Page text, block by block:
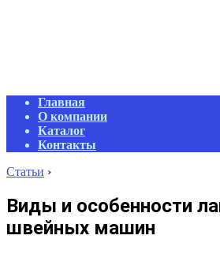
Primary
Navigation
Menu
Главная
О компании
Каталог
Контакты
Статьи ›
Виды и особенности
швейных машин